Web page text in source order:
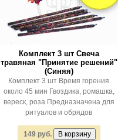
Комплект 3 шт Свеча
травяная "Принятие решений"
(Синяя)
Комплект 3 шт Время горения
около 45 мин Гвоздика, ромашка,
вереск, роза Предназначена для
ритуалов и обрядов
149 руб.